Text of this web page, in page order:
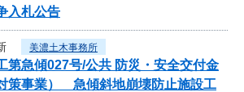
入札公告
美濃土木事務所
第急傾027号/公共 防災・安全交付金
策事業） 急傾斜地崩壊防止施設工